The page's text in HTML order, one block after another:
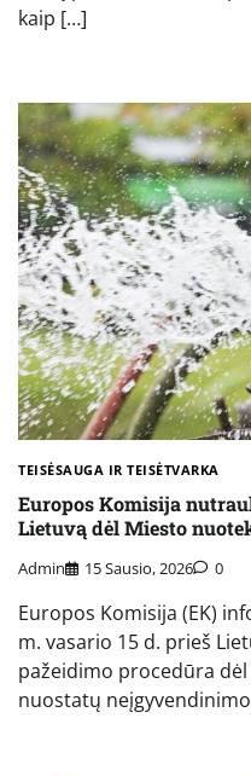
kaip […]
TEISĖSAUGA IR TEISĖTVARKA
Europos Komisija
Lietuvą dėl Miesto
Admin 15 Sausio, 2026 0
Europos Komisija (EK)
m. vasario 15 d. prieš
pažeidimo procedūra
nuostatų